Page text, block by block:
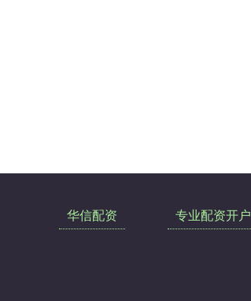
华信配资 专业配资开户